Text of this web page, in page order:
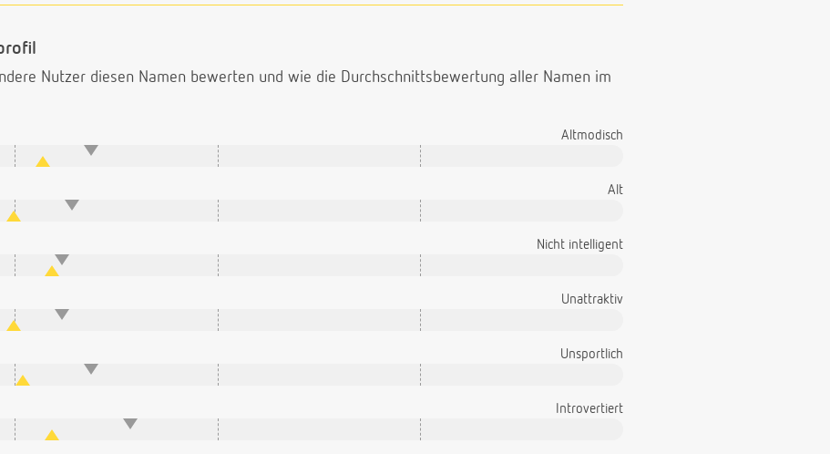
Nutzer diesen Namen bewerten und wie die Durchschnittsbewertung aller Namen im
Altmodisch
Alt
Nicht intelligent
Unattraktiv
Unsportlich
Introvertiert